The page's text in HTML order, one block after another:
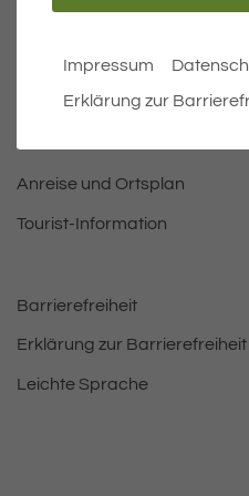
Bürgermeister
Bauen & Wohnen
Leben und Freizeit
Anreise und Ortsplan
Tourist-Information
Barrierefreiheit
Erklärung zur Barrierefreiheit
Leichte Sprache
Impressum
Erklärung zur